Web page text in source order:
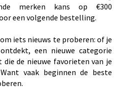
merken kans op €300
een volgende bestelling.
iets nieuws te proberen: of je
een nieuwe categorie
de nieuwe favorieten van je
vaak beginnen de beste